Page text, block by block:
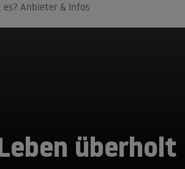
Anbieter & Infos
überholt